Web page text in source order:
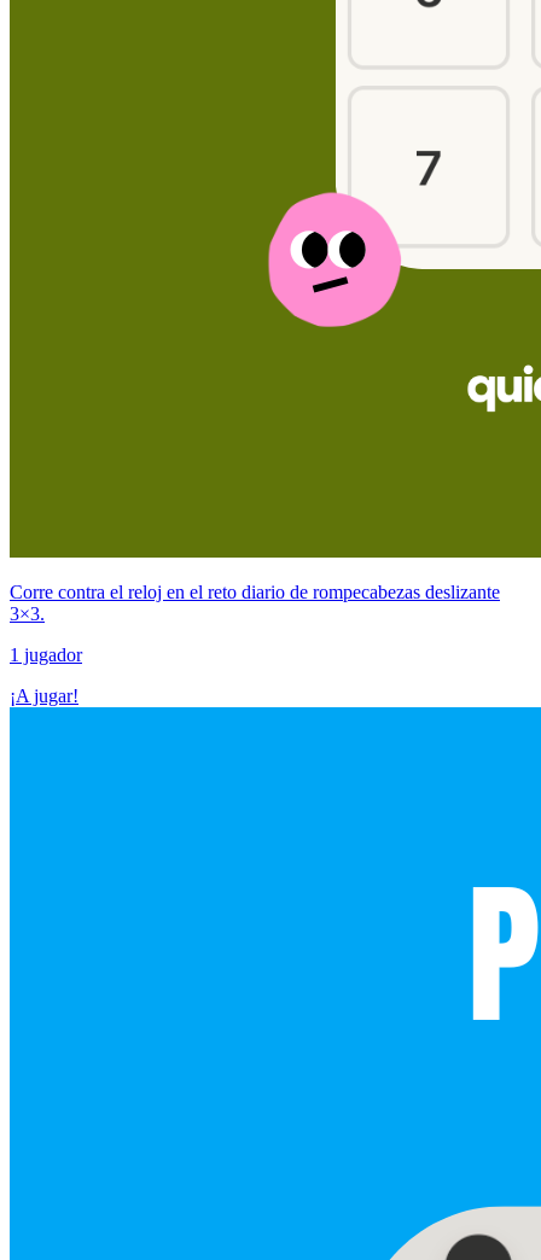
Corre contra el reloj en el reto diario de rompecabezas deslizante
3×3.
1 jugador
¡A jugar!